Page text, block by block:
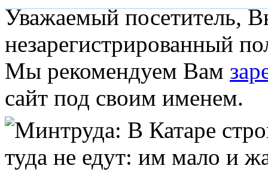
Уважаемый посетитель,
незарегистрированный
Мы рекомендуем Вам
сайт под своим именем.